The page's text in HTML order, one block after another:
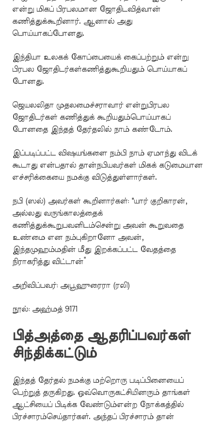
என்று மிகப் பிரபலமான ஜோதிடவித்வான்
கணித்துக்கூறினார். ஆனால் அது
பொய்யாகப்போனது.
இந்தியா உலகக் கோப்பையைக் கைப்பற்றும் என்று
பிரபல ஜோதிடர்கள்கணித்துகூறியதும் பொய்யாகப்
போனது.
ஜெயலலிதா முதலமைச்சராவார் என்றுபிரபல
ஜோதிடர்கள் கணித்துக் கூறியதும்பொய்யாகப்
போனதை இந்தத் தேர்தலில் நாம் கண்டோம்.
இப்படிப்பட்ட விஷயங்களை நம்பி நாம் ஏமாந்து விடக்
கூடாது என்பதால் தான்நபியவர்கள் மிகக் கடுமையான
எச்சரிக்கையை நமக்கு விடுத்துள்ளார்கள்.
நபி (ஸல்) அவர்கள் கூறினார்கள்: "யார் குறிகாரன்,
அல்லது வருங்காலத்தைக்
கணித்துக்கூறுபவனிடம்சென்று அவன் கூறுவதை
உண்மை என நம்புகிறானோ அவன்,
இந்தமுஹம்மதின் மீது இறக்கப்பட்ட வேதத்தை
நிராகரித்து விட்டான்”
அறிவிப்பவர்: அபூஹுரைரா (ரலி)
நூல்: அஹ்மத் 9171
பித்அத்தை ஆதரிப்பவர்கள்
சிந்திக்கட்டும்
இந்தத் தேர்தல் நமக்கு மற்றொரு படிப்பினையைப்
பெற்றுத் தருகிறது. ஒவ்வொருகட்சியினரும் தாங்கள்
ஆட்சியைப் பிடிக்க வேண்டும்என்ற நோக்கத்தில்
பிரச்சாரம்செய்தார்கள். அந்தப் பிரச்சாரம் தான்